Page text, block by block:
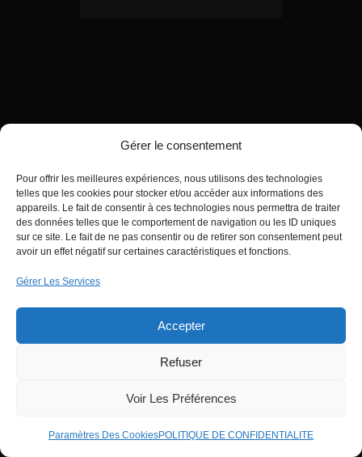
Gérer le consentement
Pour offrir les meilleures expériences, nous utilisons des technologies
telles que les cookies pour stocker et/ou accéder aux informations des
appareils. Le fait de consentir à ces technologies nous permettra de traiter
des données telles que le comportement de navigation ou les ID uniques
sur ce site. Le fait de ne pas consentir ou de retirer son consentement peut
avoir un effet négatif sur certaines caractéristiques et fonctions.
Gérer Les Services
Accepter
Refuser
Voir Les Préférences
Paramètres Des CookiesPOLITIQUE DE CONFIDENTIALITE
CERTIFICATIONS ET
BREVETS